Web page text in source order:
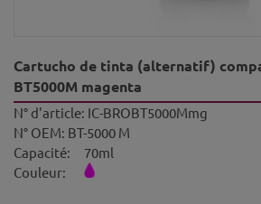
Cartucho de tinta (alternatif)
BT5000M magenta
N° d'article: IC-BROBT5000Mmg
N° OEM: BT-5000 M
Capacité:
70ml
Couleur: